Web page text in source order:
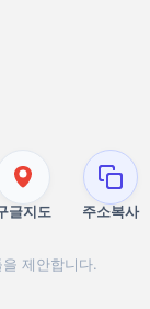
글지도 주소복사
제안합니다.